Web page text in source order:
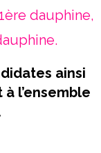
dauphine,
ainsi
l’ensemble